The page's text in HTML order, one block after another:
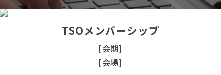
TSOメンバーシップ
[会期]
[会場]